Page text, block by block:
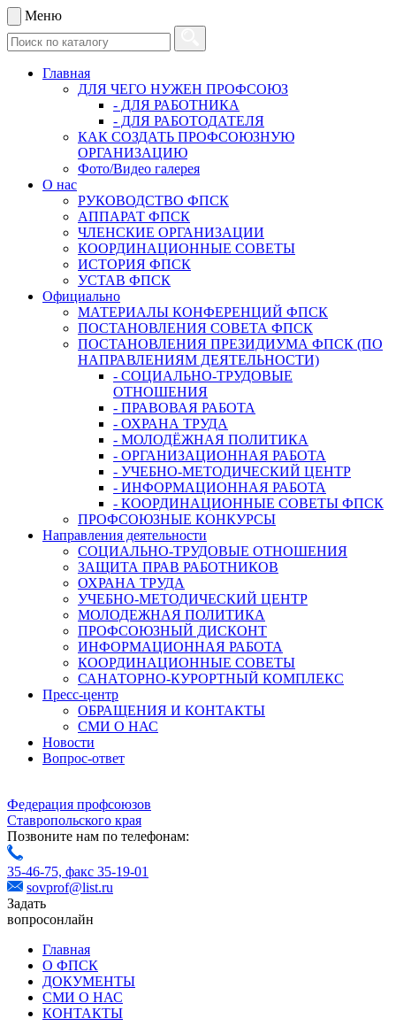
Меню
Главная
ДЛЯ ЧЕГО НУЖЕН ПРОФСОЮЗ
- ДЛЯ РАБОТНИКА
- ДЛЯ РАБОТОДАТЕЛЯ
КАК СОЗДАТЬ ПРОФСОЮЗНУЮ
ОРГАНИЗАЦИЮ
Фото/Видео галерея
О нас
РУКОВОДСТВО ФПСК
АППАРАТ ФПСК
ЧЛЕНСКИЕ ОРГАНИЗАЦИИ
КООРДИНАЦИОННЫЕ СОВЕТЫ
ИСТОРИЯ ФПСК
УСТАВ ФПСК
Официально
МАТЕРИАЛЫ КОНФЕРЕНЦИЙ ФПСК
ПОСТАНОВЛЕНИЯ СОВЕТА ФПСК
ПОСТАНОВЛЕНИЯ ПРЕЗИДИУМА ФПСК (ПО
НАПРАВЛЕНИЯМ ДЕЯТЕЛЬНОСТИ)
- СОЦИАЛЬНО-ТРУДОВЫЕ
ОТНОШЕНИЯ
- ПРАВОВАЯ РАБОТА
- ОХРАНА ТРУДА
- МОЛОДЁЖНАЯ ПОЛИТИКА
- ОРГАНИЗАЦИОННАЯ РАБОТА
- УЧЕБНО-МЕТОДИЧЕСКИЙ ЦЕНТР
- ИНФОРМАЦИОННАЯ РАБОТА
- КООРДИНАЦИОННЫЕ СОВЕТЫ ФПСК
ПРОФСОЮЗНЫЕ КОНКУРСЫ
Направления деятельности
СОЦИАЛЬНО-ТРУДОВЫЕ ОТНОШЕНИЯ
ЗАЩИТА ПРАВ РАБОТНИКОВ
ОХРАНА ТРУДА
УЧЕБНО-МЕТОДИЧЕСКИЙ ЦЕНТР
МОЛОДЕЖНАЯ ПОЛИТИКА
ПРОФСОЮЗНЫЙ ДИСКОНТ
ИНФОРМАЦИОННАЯ РАБОТА
КООРДИНАЦИОННЫЕ СОВЕТЫ
САНАТОРНО-КУРОРТНЫЙ КОМПЛЕКС
Пресс-центр
ОБРАЩЕНИЯ И КОНТАКТЫ
СМИ О НАС
Новости
Вопрос-ответ
Федерация профсоюзов
Ставропольского края
Позвоните нам по телефонам:
35-46-75, факс 35-19-01
sovprof@list.ru
Задать
вопросонлайн
Главная
О ФПСК
ДОКУМЕНТЫ
СМИ О НАС
КОНТАКТЫ